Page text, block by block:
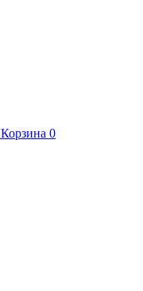
Корзина 0